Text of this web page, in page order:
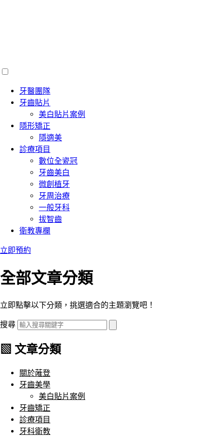
牙醫團隊
牙齒貼片
美白貼片案例
隱形矯正
隱適美
診療項目
數位全瓷冠
牙齒美白
微創植牙
牙周治療
一般牙科
拔智齒
衛教專欄
立即預約
全部文章分類
立即點擊以下分類，挑選適合的主題瀏覽吧！
搜尋
▧ 文章分類
關於蓶登
牙齒美學
美白貼片案例
牙齒矯正
診療項目
牙科衛教